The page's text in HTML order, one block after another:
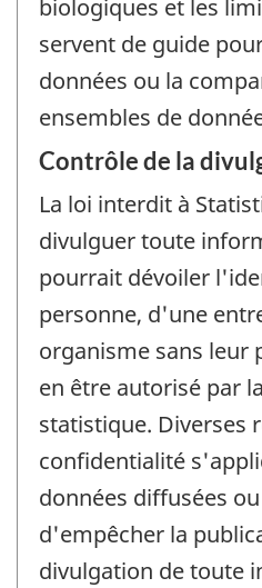
biologiques et les
servent de guide
données ou la
ensembles de
Contrôle de la
La loi interdit à
divulguer toute
pourrait dévoiler
personne, d'une
organisme sans leur
en être autorisé par
statistique. Diverses
confidentialité
données diffusées
d'empêcher la
divulgation de toute